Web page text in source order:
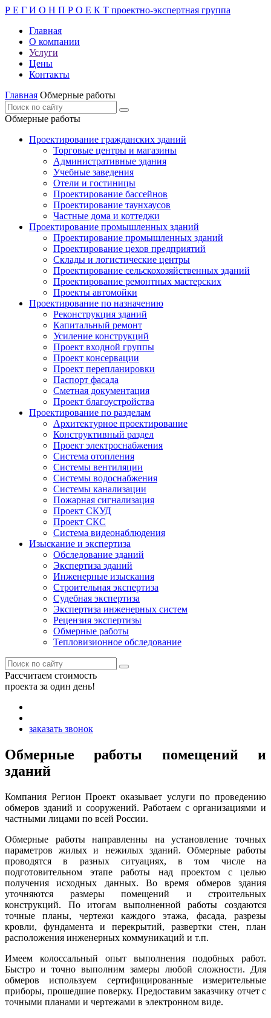
Р Е Г И О Н П Р О Е К Т проектно-экспертная группа
Главная
О компании
Услуги
Цены
Контакты
Главная Обмерные работы
Обмерные работы
Проектирование гражданских зданий
Торговые центры и магазины
Административные здания
Учебные заведения
Отели и гостиницы
Проектирование бассейнов
Проектирование таунхаусов
Частные дома и коттеджи
Проектирование промышленных зданий
Проектирование промышленных зданий
Проектирование цехов предприятий
Склады и логистические центры
Проектирование сельскохозяйственных зданий
Проектирование ремонтных мастерских
Проекты автомойки
Проектирование по назначению
Реконструкция зданий
Капитальный ремонт
Усиление конструкций
Проект входной группы
Проект консервации
Проект перепланировки
Паспорт фасада
Сметная документация
Проект благоустройства
Проектирование по разделам
Архитектурное проектирование
Конструктивный раздел
Проект электроснабжения
Система отопления
Системы вентиляции
Системы водоснабжения
Системы канализации
Пожарная сигнализация
Проект СКУД
Проект СКС
Система видеонаблюдения
Изыскание и экспертиза
Обследование зданий
Экспертиза зданий
Инженерные изыскания
Строительная экспертиза
Судебная экспертиза
Экспертиза инженерных систем
Рецензия экспертизы
Обмерные работы
Тепловизионное обследование
Рассчитаем стоимость
проекта за один день!
заказать звонок
Обмерные работы помещений и
зданий
Компания Регион Проект оказывает услуги по проведению
обмеров зданий и сооружений. Работаем с организациями и
частными лицами по всей России.
Обмерные работы направленны на установление точных
параметров жилых и нежилых зданий. Обмерные работы
проводятся в разных ситуациях, в том числе на
подготовительном этапе работы над проектом с целью
получения исходных данных. Во время обмеров здания
уточняются размеры помещений и строительных
конструкций. По итогам выполненной работы создаются
точные планы, чертежи каждого этажа, фасада, разрезы
кровли, фундамента и перекрытий, развертки стен, план
расположения инженерных коммуникаций и т.п.
Имеем колоссальный опыт выполнения подобных работ.
Быстро и точно выполним замеры любой сложности. Для
обмеров используем сертифицированные измерительные
приборы, прошедшие поверку. Предоставим заказчику отчет с
точными планами и чертежами в электронном виде.